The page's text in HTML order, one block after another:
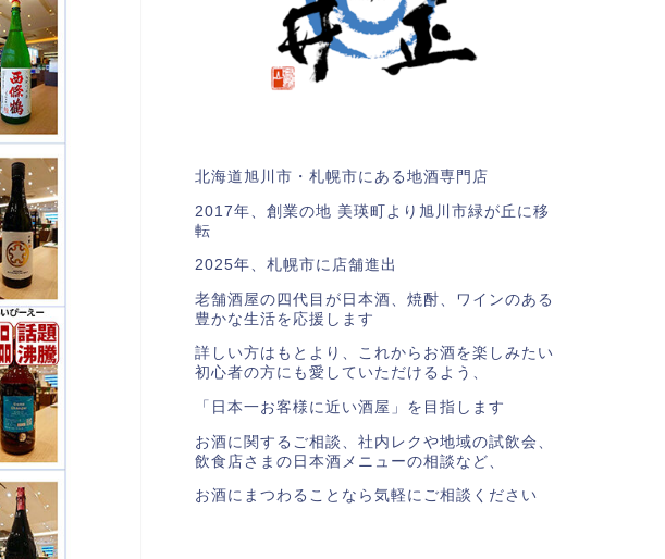
北海道旭川市・札幌市にある地酒専門店
2017年、創業の地 美瑛町より旭川市緑が丘に移
転
2025年、札幌市に店舗進出
老舗酒屋の四代目が日本酒、焼酎、ワインのある
豊かな生活を応援します
詳しい方はもとより、これからお酒を楽しみたい
初心者の方にも愛していただけるよう、
「日本一お客様に近い酒屋」を目指します
お酒に関するご相談、社内レクや地域の試飲会、
飲食店さまの日本酒メニューの相談など、
お酒にまつわることなら気軽にご相談ください